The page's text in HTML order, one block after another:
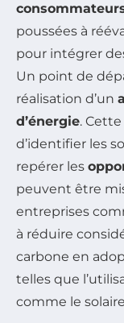
poussées à
pour intégrer
Un point de
réalisation d’un
d’énergie.
d’identifier les
repérer les
peuvent être
entreprises
à réduire
carbone en
telles que
comme le